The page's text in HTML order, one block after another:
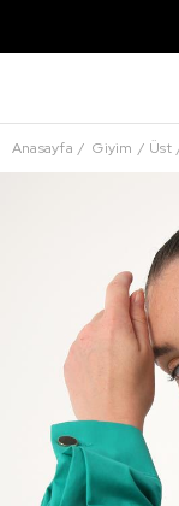
Anasayfa Giyim Üst